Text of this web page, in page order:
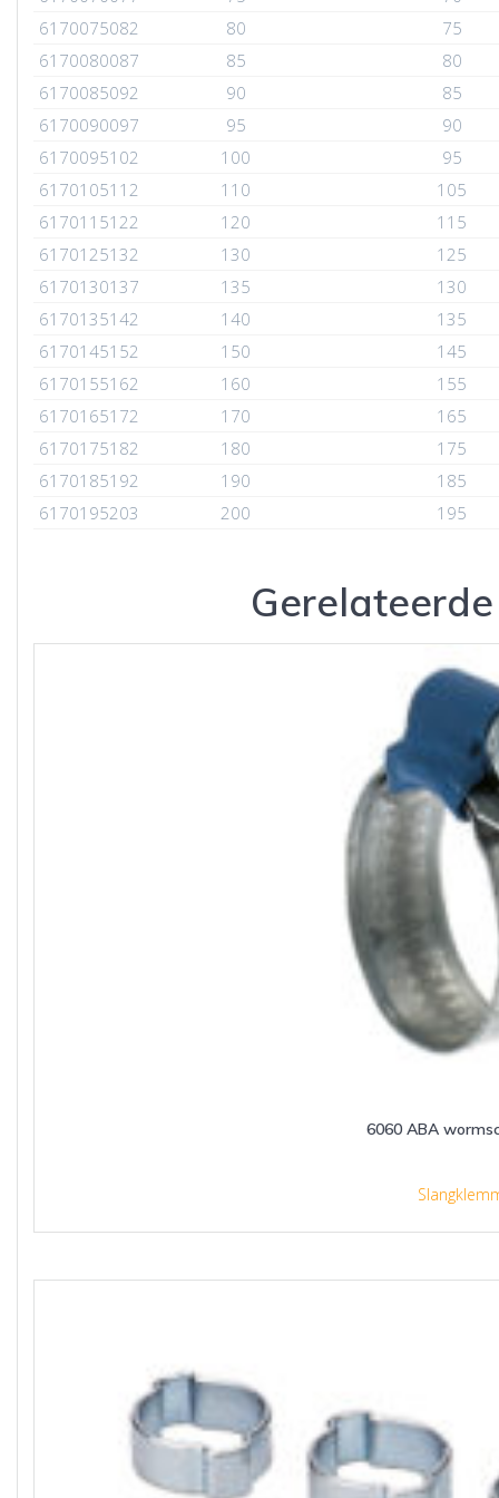
6170075082
80
75
6170080087
85
80
6170085092
90
85
6170090097
95
90
6170095102
100
95
6170105112
110
105
6170115122
120
115
6170125132
130
125
6170130137
135
130
6170135142
140
135
6170145152
150
145
6170155162
160
155
6170165172
170
165
6170175182
180
175
6170185192
190
185
6170195203
200 195
6060 ABA